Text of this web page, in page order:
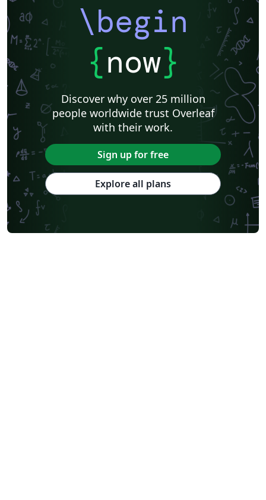
\begin
{now}
Discover why over 25 million
people worldwide trust Overleaf
with their work.
Sign up for free
Explore all plans